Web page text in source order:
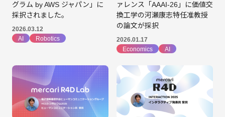
グラム by AWS ジャパン」に
採択されました。
2026.03.12
AI
Robotics
ァレンス「AAAI-26」に価値交
換工学の河瀬康志特任准教授
の論文が採択
2026.01.17
Economics
AI